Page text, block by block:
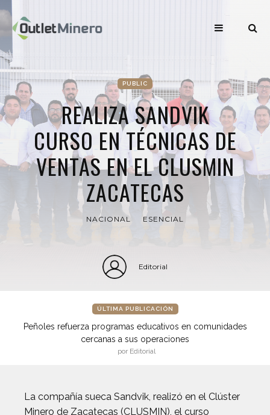
PUBLIC
REALIZA SANDVIK
CURSO EN TÉCNICAS DE
VENTAS EN EL CLUSMIN
ZACATECAS
NACIONAL ESENCIAL
Editorial
ÚLTIMA PUBLICACIÓN
Peñoles refuerza programas educativos en comunidades
cercanas a sus operaciones
por Editorial
La compañía sueca Sandvik, realizó en el Clúster
Minero de Zacatecas (CLUSMIN), el curso